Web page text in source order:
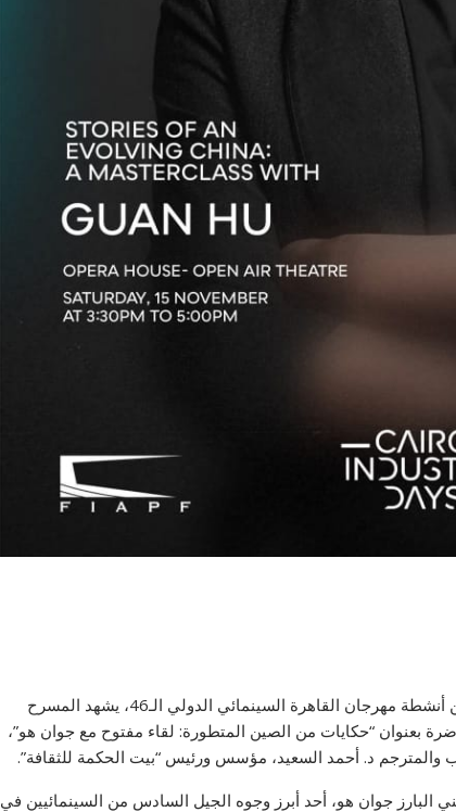
في إطار فعاليات أيام القاهرة لصناعة السينما المُقامة ضمن أنشطة مهرجان القاهرة السينمائي الدولي الـ46، يشهد المسرح
المصرية اليوم السبت 15 نوفمبر محاضرة بعنوان “حكايات من الصين المتطورة: لقاء مفتوح مع جوان هو”،
البارز جوان هو، أحد أبرز وجوه الجيل السادس من السينمائيين في